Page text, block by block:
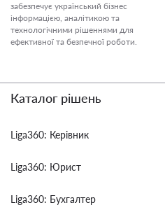
забезпечує український бізнес
інформацією, аналітикою та
технологічними рішеннями для
ефективної та безпечної роботи.
Каталог рішень
Liga360: Керівник
Liga360: Юрист
Liga360: Бухгалтер